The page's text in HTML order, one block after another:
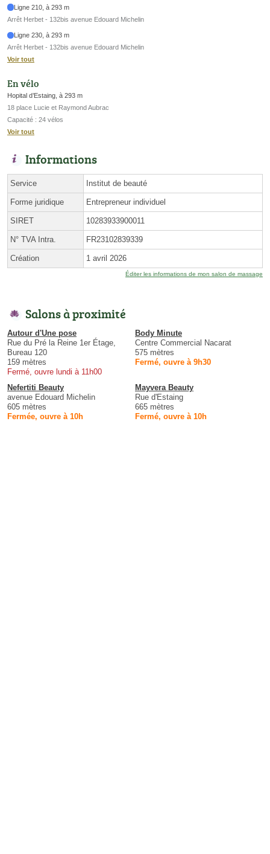
Ligne 210, à 293 m
Arrêt Herbet - 132bis avenue Edouard Michelin
Ligne 230, à 293 m
Arrêt Herbet - 132bis avenue Edouard Michelin
Voir tout
En vélo
Hopital d’Estaing, à 293 m
18 place Lucie et Raymond Aubrac
Capacité : 24 vélos
Voir tout
Informations
Service Institut de beauté
Forme juridique Entrepreneur individuel
SIRET 10283933900011
N° TVA Intra. FR23102839339
Création 1 avril 2026
Éditer les informations de mon salon de massage
Salons à proximité
Autour d'Une pose
Rue du Pré la Reine 1er Étage,
Bureau 120
159 mètres
Fermé, ouvre lundi à 11h00
Body Minute
Centre Commercial Nacarat
575 mètres
Fermé, ouvre à 9h30
Nefertiti Beauty
avenue Edouard Michelin
605 mètres
Fermée, ouvre à 10h
Mayvera Beauty
Rue d'Estaing
665 mètres
Fermé, ouvre à 10h